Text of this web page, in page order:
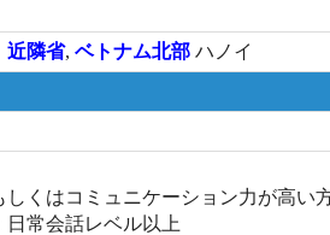
近隣省, ベトナム北部 ハノイ
しくはコミュニケーション力が高い
日常会話レベル以上